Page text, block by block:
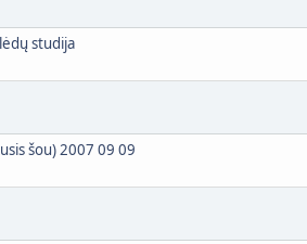
studija
šou) 2007 09 09